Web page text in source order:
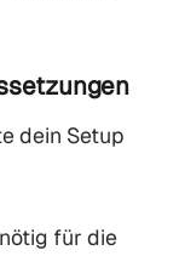
dein Setup
für die